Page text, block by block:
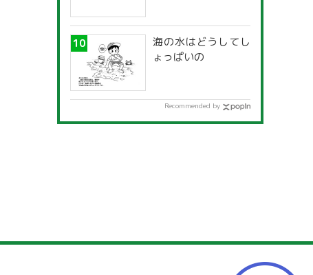
海の水はどうしてし
ょっぱいの
Recommended by